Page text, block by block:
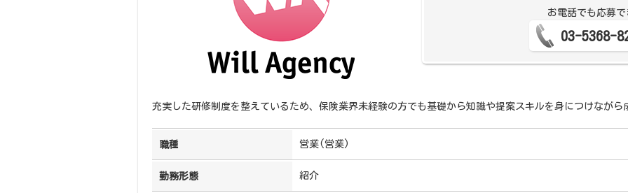
お電話でも応募で
03-5368-
充実した研修制度を整えているため、保険業界未経験の方でも基礎から知識や提案スキルを身につけなが
職種 営業(営業)
勤務形態 紹介